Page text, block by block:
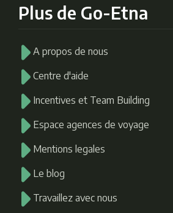
Plus de Go-Etna
A propos de nous
Centre d'aide
Incentives et Team Building
Espace agences de voyage
Mentions legales
Le blog
Travaillez avec nous